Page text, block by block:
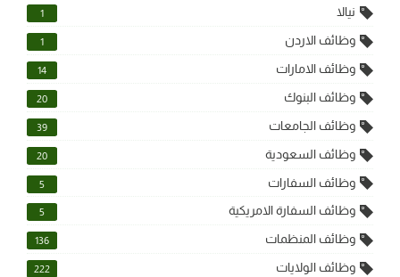
نيالا 1
وظائف الاردن 1
وظائف الامارات 14
وظائف البنوك 20
وظائف الجامعات 39
وظائف السعودية 20
وظائف السفارات 5
وظائف السفارة الامريكية 5
وظائف المنظمات 136
وظائف الولايات 222